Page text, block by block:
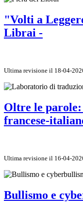
"Volti a
Librai -
Ultima revisione il 18-04-
Oltre le
francese-
Ultima revisione il 16-04-
Bullismo e